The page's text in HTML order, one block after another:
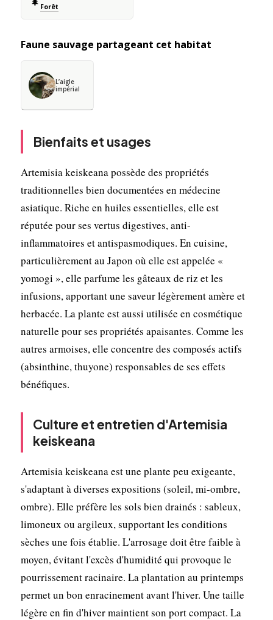
Forêt
Faune sauvage partageant cet habitat
L’aigle
impérial
Bienfaits et usages
Artemisia keiskeana possède des propriétés
traditionnelles bien documentées en médecine
asiatique. Riche en huiles essentielles, elle est
réputée pour ses vertus digestives, anti-
inflammatoires et antispasmodiques. En cuisine,
particulièrement au Japon où elle est appelée «
yomogi », elle parfume les gâteaux de riz et les
infusions, apportant une saveur légèrement amère et
herbacée. La plante est aussi utilisée en cosmétique
naturelle pour ses propriétés apaisantes. Comme les
autres armoises, elle concentre des composés actifs
(absinthine, thuyone) responsables de ses effets
bénéfiques.
Culture et entretien d'Artemisia
keiskeana
Artemisia keiskeana est une plante peu exigeante,
s'adaptant à diverses expositions (soleil, mi-ombre,
ombre). Elle préfère les sols bien drainés : sableux,
limoneux ou argileux, supportant les conditions
sèches une fois établie. L'arrosage doit être faible à
moyen, évitant l'excès d'humidité qui provoque le
pourrissement racinaire. La plantation au printemps
permet un bon enracinement avant l'hiver. Une taille
légère en fin d'hiver maintient son port compact. La